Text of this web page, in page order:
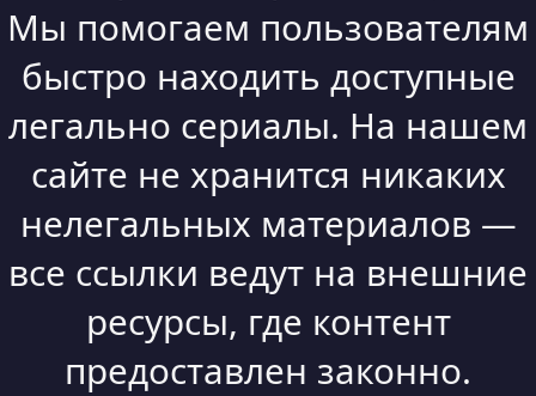
Мы помогаем пользователям
быстро находить доступные
легально сериалы. На нашем
сайте не хранится никаких
нелегальных материалов —
все ссылки ведут на внешние
ресурсы, где контент
предоставлен законно.